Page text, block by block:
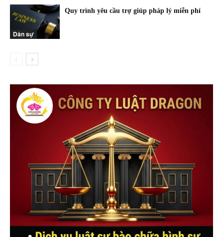
Dân sự
Quy trình yêu cầu trợ giúp pháp lý miễn phí